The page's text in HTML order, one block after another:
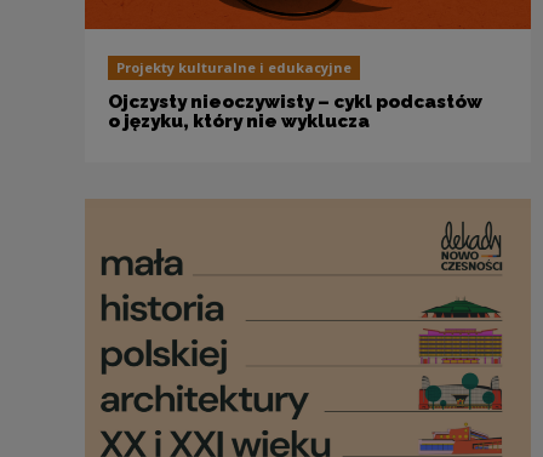
Projekty kulturalne i edukacyjne
Ojczysty nieoczywisty – cykl podcastów
o języku, który nie wyklucza